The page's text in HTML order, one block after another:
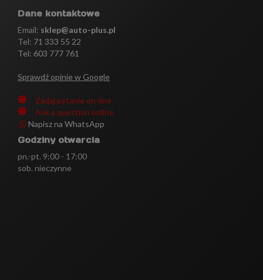
Dane kontaktowe
Email: sklep@auto-plus.pl
Tel: 71 333 55 22
Tel: 603 777 761
Sprawdź opinie w Google
Zadaj pytanie on-line
Ask a question online
Napisz na WhatsApp
Godziny otwarcia
pn.-pt. 9:00 - 17:00
sob. nieczynne